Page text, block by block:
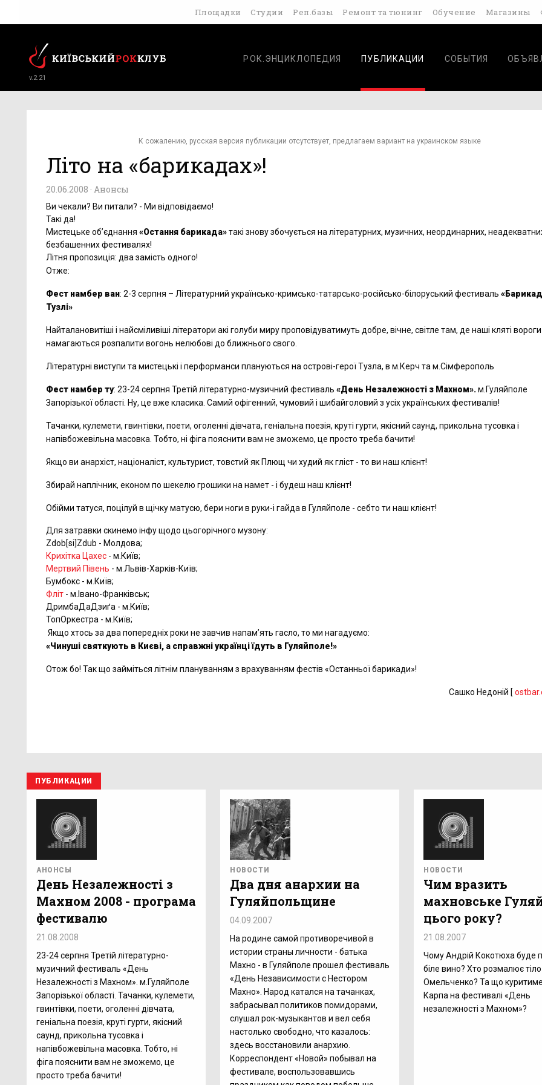
Площадки Студии Реп.базы Ремонт та тюнинг Обучение Магазины
v.2.21
РОК.ЭНЦИКЛОПЕДИЯ ПУБЛИКАЦИИ СОБЫТИЯ
К сожалению, русская версия публикации отсутствует, предлагаем вариант на украинском языке
Літо на «барикадах»!
20.06.2008 · Анонсы
Ви чекали? Ви питали? - Ми відповідаємо!
Такі да!
Мистецьке об’єднання «Остання барикада»такі знову збочується на літературних, музичних, неординарних,
безбашенних фестивалях!
Літня пропозиція: два замість одного!
Отже:
Фест намбер ван: 2-3 серпня – Літературний українсько-кримсько-татарсько-російсько-білоруський фестиваль
Тузлі»
Найталановитіші і найсміливіші літератори акі голуби миру проповідуватимуть добре, вічне, світле там, де наші кляті вороги
намагаються розпалити вогонь нелюбові до ближнього свого.
Літературні виступи та мистецькі і перформанси плануються на острові-герої Тузла, в м.Керч та м.Сімферополь
Фест намбер ту: 23-24 серпня Третій літературно-музичний фестиваль «День Незалежності з Махном».м.Гуляйполе
Запорізької області. Ну, це вже класика. Самий офігенний, чумовий і шибайголовий з усіх українських фестивалів!
Тачанки, кулемети, гвинтівки, поети, оголенні дівчата, геніальна поезія, круті гурти, якісний саунд, прикольна тусовка і
напівбожевільна масовка. Тобто, ні фіга пояснити вам не зможемо, це просто треба бачити!
Якщо ви анархіст, націоналіст, культурист, товстий як Плющ чи худий як гліст - то ви наш клієнт!
Збирай наплічник, економ по шекелю грошики на намет - і будеш наш клієнт!
Обійми татуся, поцілуй в щічку матусю, бери ноги в руки-і гайда в Гуляйполе - себто ти наш клієнт!
Для затравки скинемо інфу щодо цьогорічного музону:
Zdob[si]Zdub - Молдова;
Крихітка Цахес - м.Київ;
Мертвий Півень - м.Львів-Харків-Київ;
Бумбокс - м.Київ;
Фліт - м.Івано-Франківськ;
ДримбаДаДзиґа - м.Київ;
ТопОркестра - м.Київ;
Якщо хтось за два попередніх роки не завчив напам’ять гасло, то ми нагадуємо:
«Чинуші святкують в Києві, а справжні українці їдуть в Гуляйполе!»
Отож бо! Так що займіться літнім плануванням з врахуванням фестів «Останньої барикади»!
Сашко Недоній [
ПУБЛИКАЦИИ
АНОНСЫ
День Незалежності з
Махном 2008 - програма
фестивалю
21.08.2008
23-24 серпня Третій літературно-
музичний фестиваль «День
Незалежності з Махном». м.Гуляйполе
Запорізької області. Тачанки, кулемети,
гвинтівки, поети, оголенні дівчата,
геніальна поезія, круті гурти, якісний
саунд, прикольна тусовка і
напівбожевільна масовка. Тобто, ні
фіга пояснити вам не зможемо, це
просто треба бачити!
НОВОСТИ
Два дня анархии на
Гуляйпольщине
04.09.2007
На родине самой противоречивой в
истории страны личности - батька
Махно - в Гуляйполе прошел фестиваль
«День Независимости с Нестором
Махно». Народ катался на тачанках,
забрасывал политиков помидорами,
слушал рок-музыкантов и вел себя
настолько свободно, что казалось:
здесь восстановили анархию.
Корреспондент «Новой» побывал на
фестивале, воспользовавшись
НОВОСТИ
Чим вразить
махновське
цього року?
21.08.2007
Чому Андрій Кокотюха буде
біле вино? Хто розмалює
Омельченко? Та що куритиме
Карпа на фестивалі «День
незалежності з Махном»?